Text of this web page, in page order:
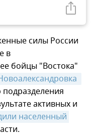
силы России
в
бойцы "Востока"
активных и
населенный